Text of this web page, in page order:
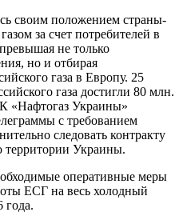
своим положением страны-
за счет потребителей в
не только
но и отбирая
газа в Европу. 25
газа достигли 80 млн.
«Нафтогаз Украины»
с требованием
следовать контракту
территории Украины.
оперативные меры
ЕСГ на весь холодный
года.